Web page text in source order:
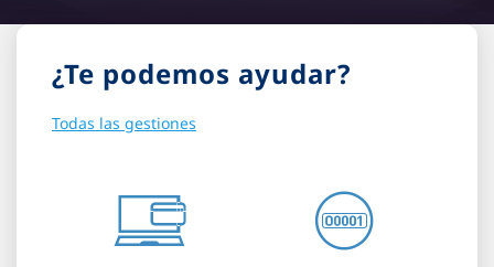
¿Te podemos ayudar?
Todas las gestiones